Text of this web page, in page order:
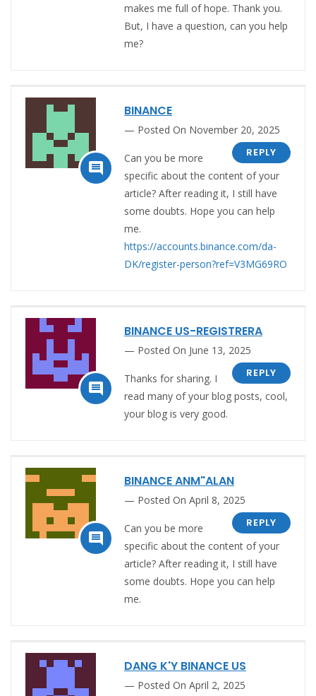
makes me full of hope. Thank you.
But, I have a question, can you help
me?

BINANCE
Posted On November 20, 2025
REPLY
Can you be more
specific about the content of your
article? After reading it, I still have
some doubts. Hope you can help
me.
https://accounts.binance.com/da-
DK/register-person?ref=V3MG69RO

BINANCE US-REGISTRERA
Posted On June 13, 2025
REPLY
Thanks for sharing. I
read many of your blog posts, cool,
your blog is very good.

BINANCE ANM"ALAN
Posted On April 8, 2025
REPLY
Can you be more
specific about the content of your
article? After reading it, I still have
some doubts. Hope you can help
me.
DANG K'Y BINANCE US
Posted On April 2, 2025